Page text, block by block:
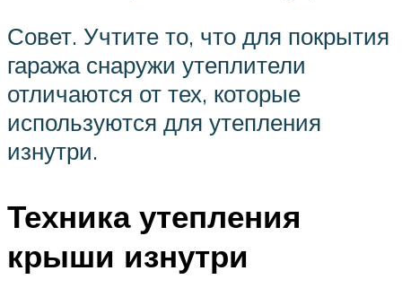
Совет. Учтите то, что для покрытия
гаража снаружи утеплители
отличаются от тех, которые
используются для утепления
изнутри.
Техника утепления
крыши изнутри